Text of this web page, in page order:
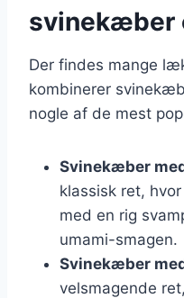
svinekæber
Der findes mange
kombinerer
nogle af de mest
Svinekæber
klassisk ret,
med en rig
umami-smagen.
Svinekæber
velsmagende